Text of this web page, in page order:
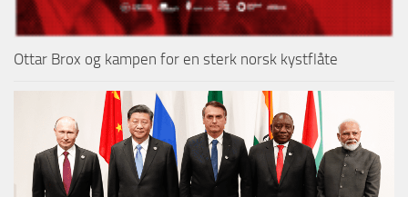
Ottar Brox og kampen for en sterk norsk kystflåte